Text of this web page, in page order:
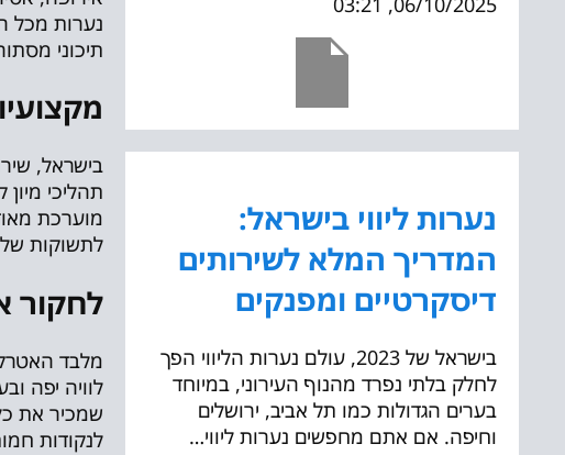
נערות מכל
תיכוני
בישראל,
תהליכי
מוערכת
לתשוקות
לחקור
מלבד
לוויה יפה
שמכיר את
לנקודות
נערות ליווי בישראל:
המדריך המלא לשירותים
דיסקרטיים ומפנקים
בישראל של 2023, עולם נערות הליווי הפך
לחלק בלתי נפרד מהנוף העירוני, במיוחד
בערים הגדולות כמו תל אביב, ירושלים
וחיפה. אם אתם מחפשים נערות ליווי…